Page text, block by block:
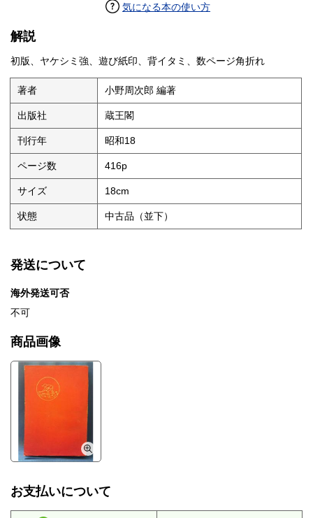
気になる本の使い方
解説
初版、ヤケシミ強、遊び紙印、背イタミ、数ページ角折れ
著者 小野周次郎 編著
出版社 蔵王閣
刊行年 昭和18
ページ数 416p
サイズ 18cm
状態 中古品（並下）
発送について
海外発送可否
不可
商品画像
お支払いについて